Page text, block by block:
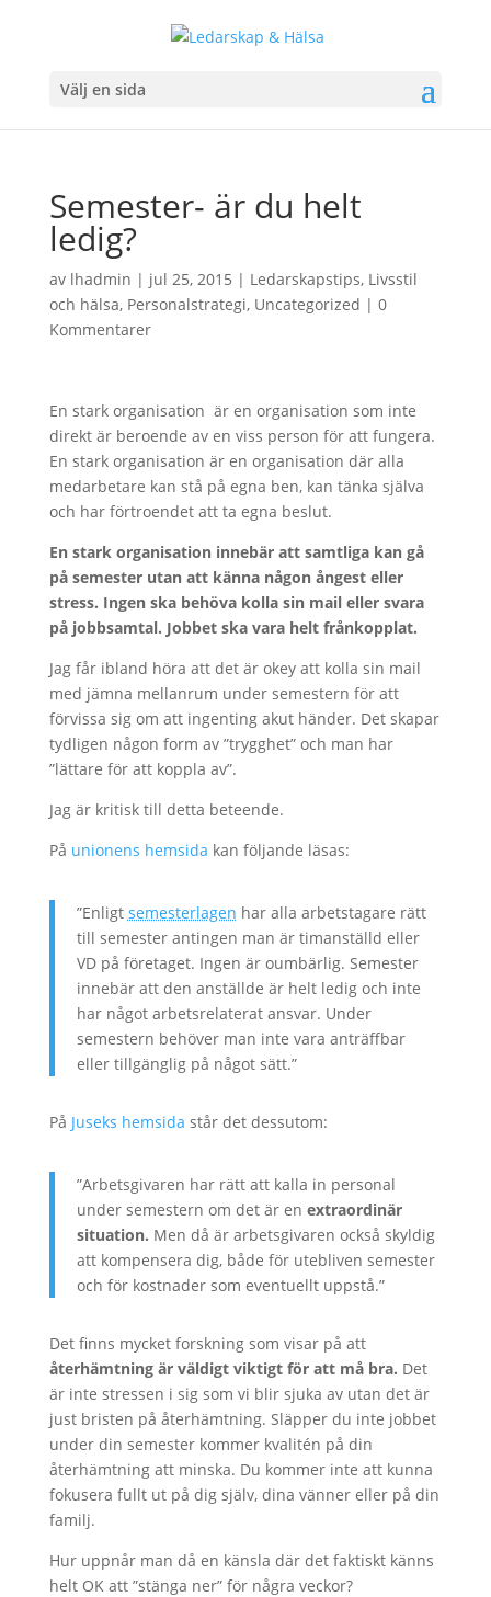
Välj en sida
Semester- är du helt
ledig?
av lhadmin | jul 25, 2015 | Ledarskapstips, Livsstil
och hälsa, Personalstrategi, Uncategorized | 0
Kommentarer
En stark organisation är en organisation som inte
direkt är beroende av en viss person för att fungera.
En stark organisation är en organisation där alla
medarbetare kan stå på egna ben, kan tänka själva
och har förtroendet att ta egna beslut.
En stark organisation innebär att samtliga kan gå
på semester utan att känna någon ångest eller
stress. Ingen ska behöva kolla sin mail eller svara
på jobbsamtal. Jobbet ska vara helt frånkopplat.
Jag får ibland höra att det är okey att kolla sin mail
med jämna mellanrum under semestern för att
förvissa sig om att ingenting akut händer. Det skapar
tydligen någon form av ”trygghet” och man har
”lättare för att koppla av”.
Jag är kritisk till detta beteende.
På unionens hemsida kan följande läsas:
”Enligt semesterlagen har alla arbetstagare rätt
till semester antingen man är timanställd eller
VD på företaget. Ingen är oumbärlig. Semester
innebär att den anställde är helt ledig och inte
har något arbetsrelaterat ansvar. Under
semestern behöver man inte vara anträffbar
eller tillgänglig på något sätt.”
På Juseks hemsida står det dessutom:
”Arbetsgivaren har rätt att kalla in personal
under semestern om det är en extraordinär
situation. Men då är arbetsgivaren också skyldig
att kompensera dig, både för utebliven semester
och för kostnader som eventuellt uppstå.”
Det finns mycket forskning som visar på att
återhämtning är väldigt viktigt för att må bra. Det
är inte stressen i sig som vi blir sjuka av utan det är
just bristen på återhämtning. Släpper du inte jobbet
under din semester kommer kvalitén på din
återhämtning att minska. Du kommer inte att kunna
fokusera fullt ut på dig själv, dina vänner eller på din
familj.
Hur uppnår man då en känsla där det faktiskt känns
helt OK att ”stänga ner” för några veckor?